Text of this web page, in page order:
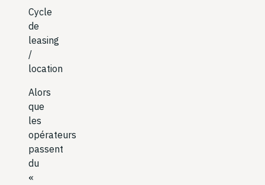
Cycle
de
leasing
/
location
Alors
que
les
opérateurs
passent
du
«